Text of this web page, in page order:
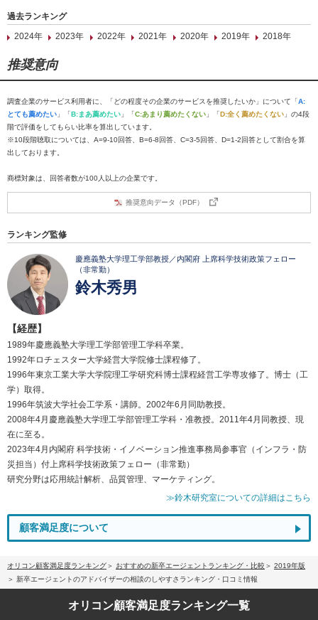
過去ランキング
2024年
2023年 2022年 2021年 2020年 2019年 2018年
推奨意向
調査企業のサービス利用者に、「どの程度その企業のサービスを推奨したいか」について「A:
とても薦めたい 」「B:まあ薦めたい 」「C:あまり薦めたくない 」「D:全く薦めたくない 」の4段
階で評価をしてもらい比率を算出しています。
※10段階聴取については、A=9-10回答、B=6-8回答、C=3-5回答、D=1-2回答として割合を算
出しております。
商標対象は、回答者数が100人以上の企業です。
推奨意向データ（PDF）
ランキング監修
慶應義塾大学理工学部教授／内閣府 上席科学技術政策フェロー
（非常勤）
鈴木秀男
【経歴】
1989年慶應義塾大学理工学部管理工学科卒業。
1992年ロチェスター大学経営大学院修士課程修了。
1996年東京工業大学大学院理工学研究科博士課程経営工学専攻修了。博士（工
学）取得。
1996年筑波大学社会工学系・講師。2002年6月同助教授。
2008年4月慶應義塾大学理工学部管理工学科・准教授。2011年4月同教授、現
在に至る。
2023年4月内閣府 科学技術・イノベーション推進事務局参事官（インフラ・防
災担当）付上席科学技術政策フェロー（非常勤）
研究分野は応用統計解析、品質管理、マーケティング。
≫鈴木研究室についての詳細はこちら
顧客満足度について
オリコン顧客満足度ランキング おすすめの新卒エージェントランキング・比較
2019年版
新卒エージェントのアドバイザーの相談のしやすさランキング・口コミ情報
オリコン顧客満足度ランキング一覧